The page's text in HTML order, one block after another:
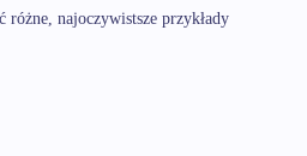
różne, najoczywistsze przykłady